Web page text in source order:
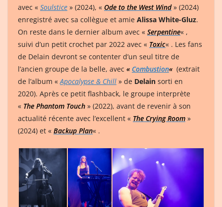
avec « Soulstice » (2024), « Ode to the West Wind» (2024)
enregistré avec sa collègue et amie Alissa White-Gluz.
On reste dans le dernier album avec « Serpentine« ,
suivi d’un petit crochet par 2022 avec « Toxic« . Les fans
de Delain devront se contenter d’un seul titre de
l’ancien groupe de la belle, avec « Combustion« (extrait
de l’album « Apocalypse & Chill » de Delain sorti en
2020). Après ce petit flashback, le groupe interprète
« The Phantom Touch » (2022), avant de revenir à son
actualité récente avec l’excellent « The Crying Room »
(2024) et « Backup Plan« .